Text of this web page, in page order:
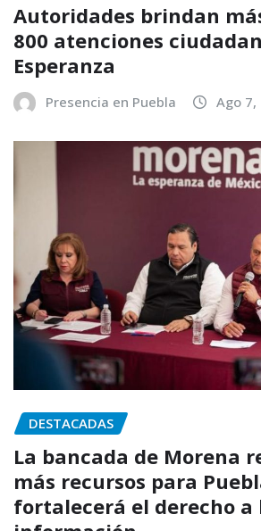
Autoridades brindan
800 atenciones
Esperanza
Presencia en Puebla Ago 7,
DESTACADAS
La bancada de Morena
más recursos para
fortalecerá el derecho a